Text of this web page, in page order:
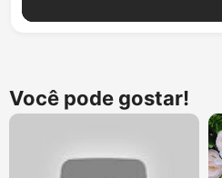
Você pode gostar!